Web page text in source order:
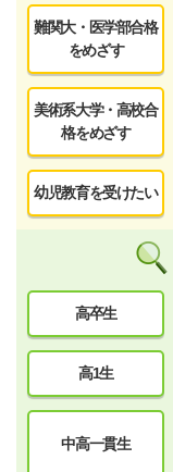
難関大・医学部合格
をめざす
美術系大学・高校合
格をめざす
幼児教育を受けたい
高卒生
高1生
中高一貫生